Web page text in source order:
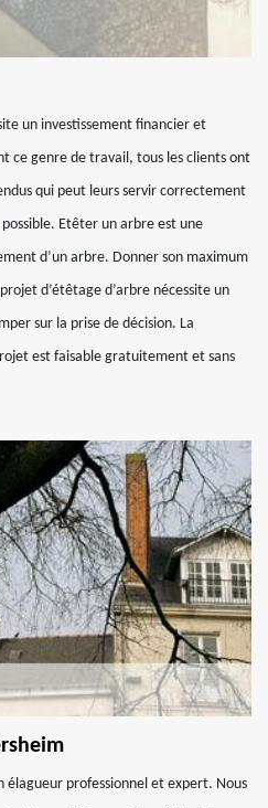
un investissement financier et
ce genre de travail, tous les clients ont
qui peut leurs servir correctement
Etêter un arbre est une
d’un arbre. Donner son maximum
d’étêtage d’arbre nécessite un
sur la prise de décision. La
est faisable gratuitement et sans
élagueur professionnel et expert. Nous